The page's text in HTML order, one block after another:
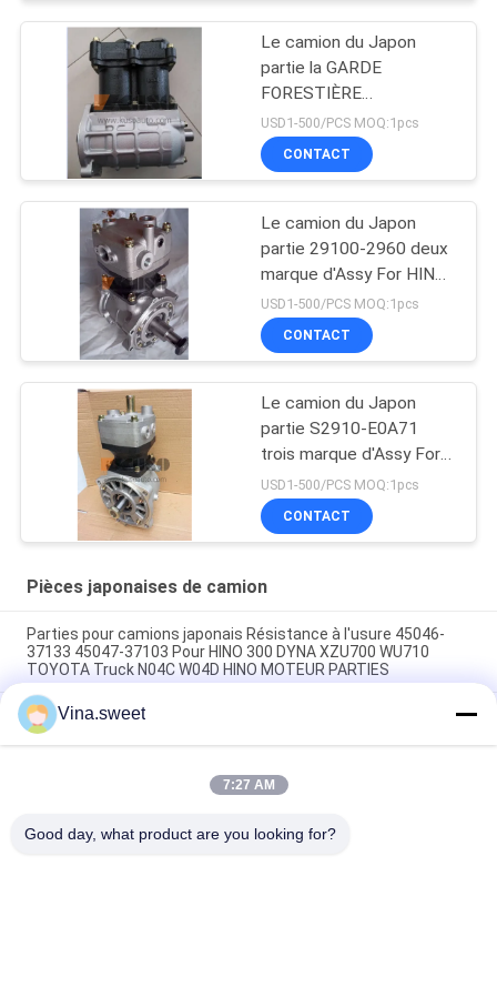
Le camion du Japon
partie la GARDE
FORESTIÈRE
J08CT/J08C L marque
d'Assy For HINO 500 de
pompe de compresseur
HNTC
USD1-500/PCS MOQ:1pcs
CONTACT
Le camion du Japon
partie 29100-2960 deux
marque d'Assy For HINO
700 Profia E13C HNTC
de pompe de
compresseur d'air de
USD1-500/PCS MOQ:1pcs
CONTACT
Le camion du Japon
partie S2910-E0A71
trois marque d'Assy For
HINO 700 Profia E13C
HNTC de pompe de
compresseur d'air de
USD1-500/PCS MOQ:1pcs
CONTACT
Pièces japonaises de camion
Parties pour camions japonais Résistance à l'usure 45046-
37133 45047-37103 Pour HINO 300 DYNA XZU700 WU710
TOYOTA Truck N04C W04D HINO MOTEUR PARTIES
Parties pour camions japonais Résistance à l'usure 45430-
1740 45420-1740 Pour HINO SUPERNGER RK1J AK3H F3H
Électrovanne Denso SVC 294009-1221 33130-45700 pour
moteur HINO ISUZU HYUNDAI Kobelco, pièces de camion
Vina.sweet
7:27 AM
Good day, what product are you looking for?